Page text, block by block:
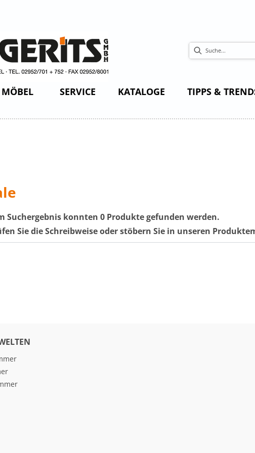
MÖBEL SERVICE KATALOGE TIPPS &
Suchergebnis konnten 0 Produkte gefunden werden.
Sie die Schreibweise oder stöbern Sie in unseren